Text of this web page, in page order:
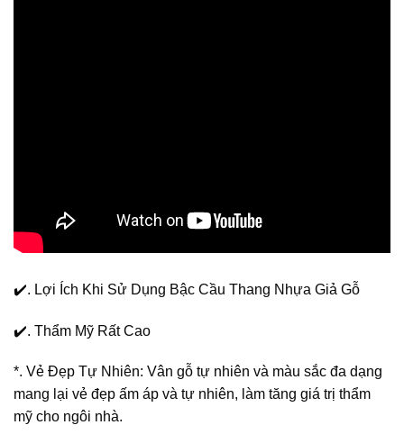
✔️. Lợi Ích Khi Sử Dụng Bậc Cầu Thang Nhựa Giả Gỗ
✔️. Thẩm Mỹ Rất Cao
*. Vẻ Đẹp Tự Nhiên: Vân gỗ tự nhiên và màu sắc đa dạng
mang lại vẻ đẹp ấm áp và tự nhiên, làm tăng giá trị thẩm
mỹ cho ngôi nhà.